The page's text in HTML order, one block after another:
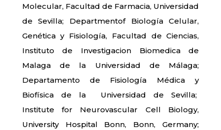
Molecular, Facultad de Farmacia, Universidad
de Sevilla; Departmentof Biología Celular,
Genética y Fisiología, Facultad de Ciencias,
Instituto de Investigacion Biomedica de
Malaga de la Universidad de Málaga;
Departamento de Fisiología Médica y
Biofísica de la Universidad de Sevilla;
Institute for Neurovascular Cell Biology,
University Hospital Bonn, Bonn, Germany;